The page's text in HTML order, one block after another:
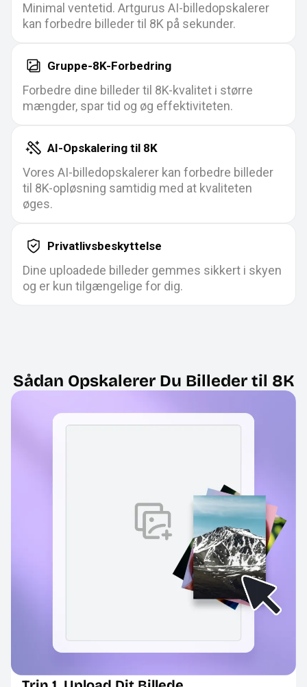
Minimal ventetid. Artgurus AI-billedopskalerer
kan forbedre billeder til 8K på sekunder.
Gruppe-8K-Forbedring
Forbedre dine billeder til 8K-kvalitet i større
mængder, spar tid og øg effektiviteten.
AI-Opskalering til 8K
Vores AI-billedopskalerer kan forbedre billeder
til 8K-opløsning samtidig med at kvaliteten
øges.
Privatlivsbeskyttelse
Dine uploadede billeder gemmes sikkert i skyen
og er kun tilgængelige for dig.
Sådan Opskalerer Du Billeder til 8K